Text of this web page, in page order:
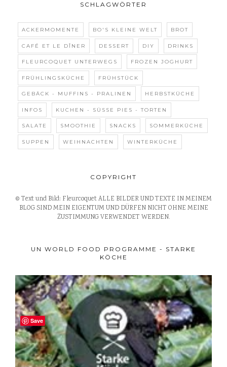
SCHLAGWÖRTER
ACKERMOMENTE BO'S KLEINE WELT BROT
CAFÉ ET LE DÎNER DESSERT DIY DRINKS
FLEURCOQUET UNTERWEGS FROZEN JOGHURT
FRÜHLINGSKÜCHE FRÜHSTÜCK
GEBÄCK - MUFFINS - PRALINEN HERBSTKÜCHE
INFOS KUCHEN - SÜSSE PIES - TORTEN
SALATE SMOOTHIE SNACKS SOMMERKÜCHE
SUPPEN WEIHNACHTEN WINTERKÜCHE
COPYRIGHT
© Text und Bild: Fleurcoquet ALLE BILDER UND TEXTE IN MEINEM
BLOG SIND MEIN EIGENTUM UND DÜRFEN NICHT OHNE MEINE
ZUSTIMMUNG VERWENDET WERDEN.
UN WORLD FOOD PROGRAMME - STARKE
KÖCHE
Save